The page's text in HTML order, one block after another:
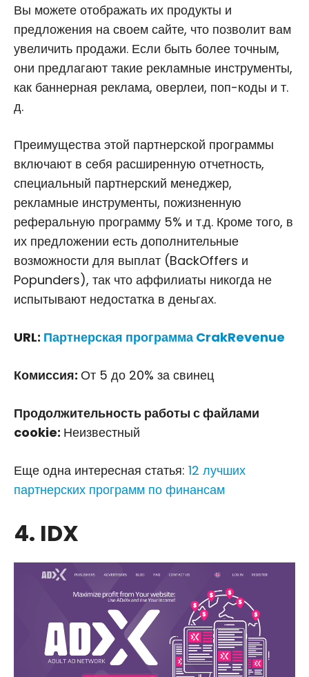
Вы можете отображать их продукты и
предложения на своем сайте, что позволит вам
увеличить продажи. Если быть более точным,
они предлагают такие рекламные инструменты,
как баннерная реклама, оверлеи, поп-коды и т.
д.
Преимущества этой партнерской программы
включают в себя расширенную отчетность,
специальный партнерский менеджер,
рекламные инструменты, пожизненную
реферальную программу 5% и т.д. Кроме того, в
их предложении есть дополнительные
возможности для выплат (BackOffers и
Popunders), так что аффилиаты никогда не
испытывают недостатка в деньгах.
URL: Партнерская программа CrakRevenue
Комиссия: От 5 до 20% за свинец
Продолжительность работы с файлами
cookie: Неизвестный
Еще одна интересная статья: 12 лучших
партнерских программ по финансам
4. IDX